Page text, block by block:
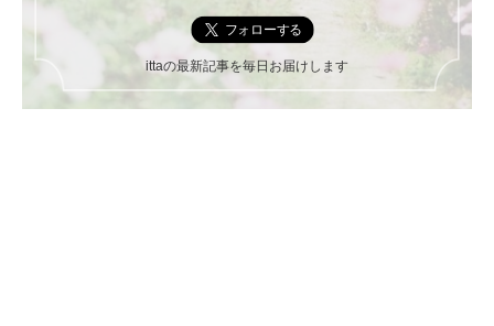
ittaの最新記事を毎日お届けします